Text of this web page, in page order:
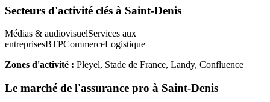
Secteurs d'activité clés à Saint-Denis
Médias & audiovisuelServices aux
entreprisesBTPCommerceLogistique
Zones d'activité : Pleyel, Stade de France, Landy, Confluence
Le marché de l'assurance pro à Saint-Denis